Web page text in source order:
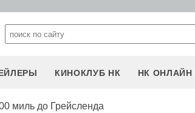
КИНОКЛУБ НК НК ОНЛАЙН
миль до Грейсленда